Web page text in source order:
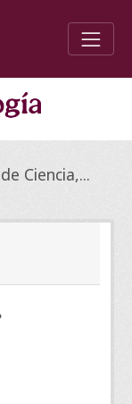
Ciencia,...